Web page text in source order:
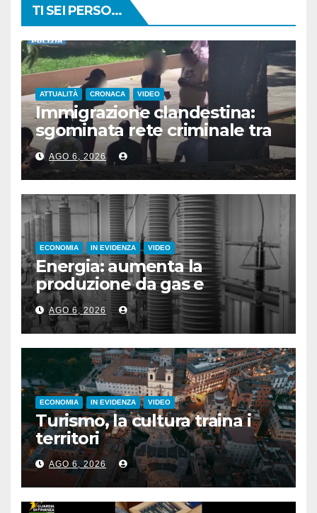
TI SEI PERSO...
ATTUALITÀ CRONACA VIDEO
Immigrazione clandestina:
sgominata rete criminale tra
Algeria, Italia e Francia
AGO 6, 2026
ECONOMIA IN EVIDENZA VIDEO
Energia: aumenta la
produzione da gas e
fotovoltaico
AGO 6, 2026
ECONOMIA IN EVIDENZA VIDEO
Turismo, la cultura traina i
territori
AGO 6, 2026